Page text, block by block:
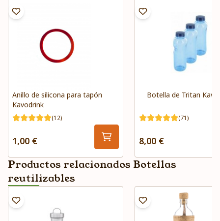
Anillo de silicona para tapón
Kavodrink
(12)
1,00 €
Botella de Tritan
(71)
8,00 €
Productos relacionados Botellas
reutilizables